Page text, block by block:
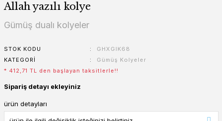
Allah yazılı kolye
Gümüş dualı kolyeler
STOK KODU
GHXGIK68
KATEGORI
Gümüş Kolyeler
* 412,71 TL den başlayan taksitlerle!!
Sipariş detayı ekleyiniz
ürün detayları